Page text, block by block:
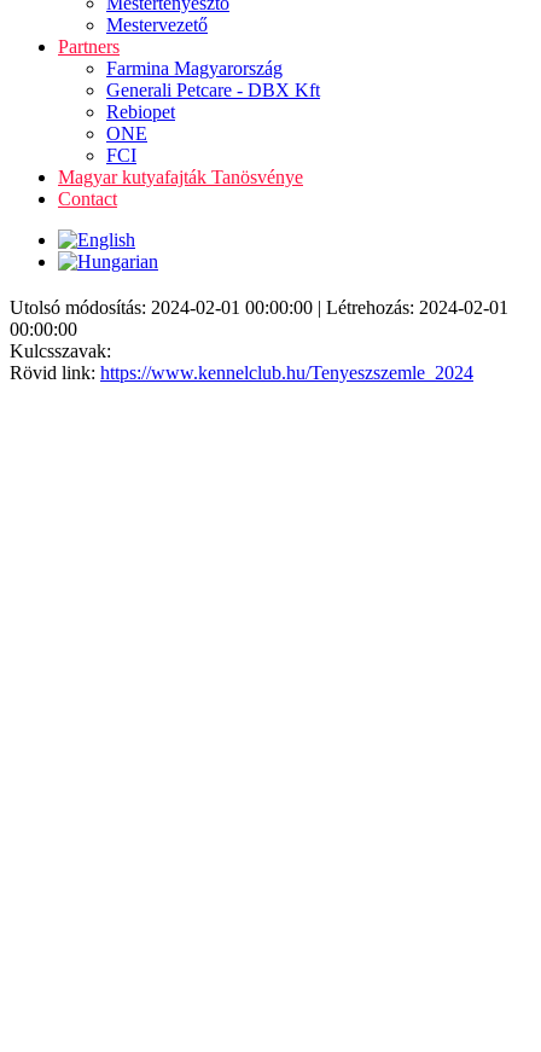
Mestervezető
Partners
Farmina Magyarország
Generali Petcare - DBX Kft
Rebiopet
ONE
FCI
Magyar kutyafajták Tanösvénye
Contact
Utolsó módosítás: 2024-02-01 00:00:00 | Létrehozás: 2024-02-01
00:00:00
Kulcsszavak:
Rövid link: https://www.kennelclub.hu/Tenyeszszemle_2024